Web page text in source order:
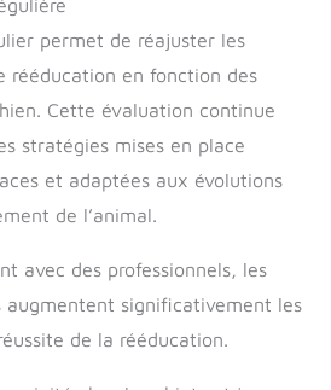
permet de réajuster les
rééducation en fonction des
Cette évaluation continue
stratégies mises en place
et adaptées aux évolutions
de l’animal.
avec des professionnels, les
augmentent significativement les
de la rééducation.